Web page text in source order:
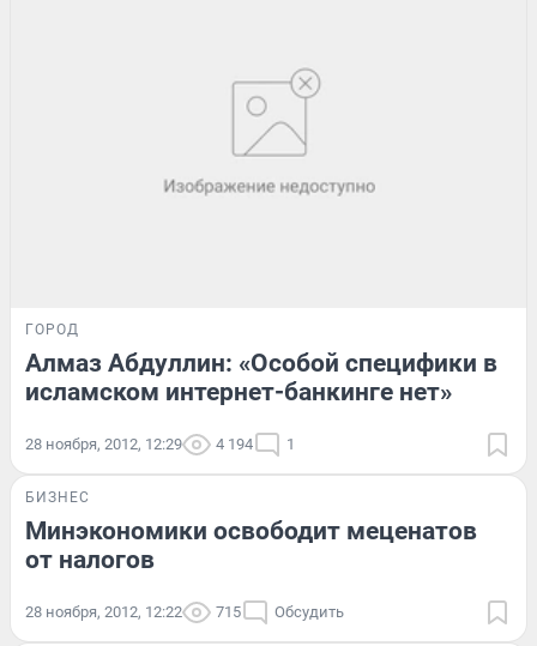
ГОРОД
Алмаз Абдуллин: «Особой специфики в
исламском интернет-банкинге нет»
28 ноября, 2012, 12:29 4 194 1
БИЗНЕС
Минэкономики освободит меценатов
от налогов
28 ноября, 2012, 12:22 715 Обсудить